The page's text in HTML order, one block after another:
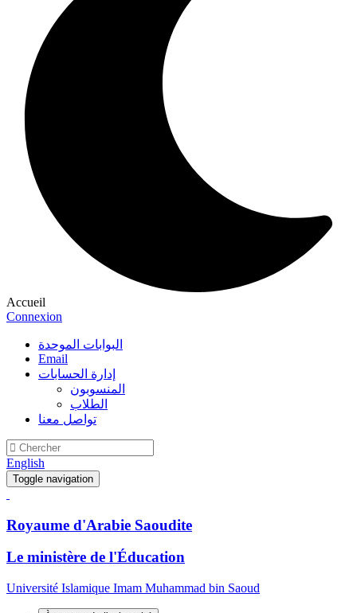
Accueil
Connexion
البوابات الموحدة
Email
إدارة الحسابات
المنسوبون
الطلاب
تواصل معنا
English
Toggle navigation
Royaume d'Arabie Saoudite
Le ministère de l'Éducation
Université Islamique Imam Muhammad bin Saoud